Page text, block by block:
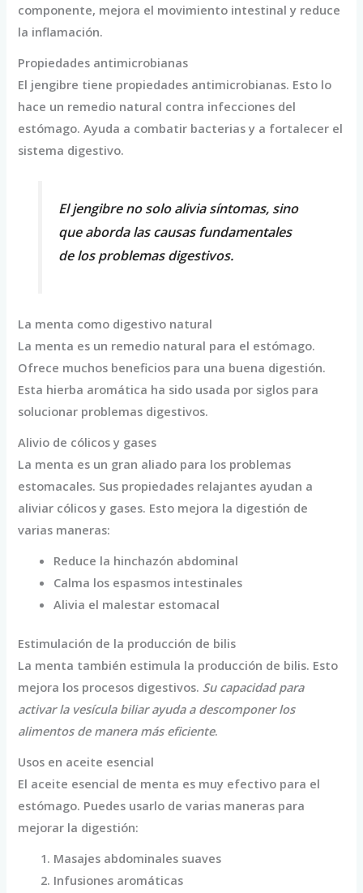
componente, mejora el movimiento intestinal y reduce
la inflamación.
Propiedades antimicrobianas
El jengibre tiene propiedades antimicrobianas. Esto lo
hace un remedio natural contra infecciones del
estómago. Ayuda a combatir bacterias y a fortalecer el
sistema digestivo.
El jengibre no solo alivia síntomas, sino
que aborda las causas fundamentales
de los problemas digestivos.
La menta como digestivo natural
La menta es un remedio natural para el estómago.
Ofrece muchos beneficios para una buena digestión.
Esta hierba aromática ha sido usada por siglos para
solucionar problemas digestivos.
Alivio de cólicos y gases
La menta es un gran aliado para los problemas
estomacales. Sus propiedades relajantes ayudan a
aliviar cólicos y gases. Esto mejora la digestión de
varias maneras:
Reduce la hinchazón abdominal
Calma los espasmos intestinales
Alivia el malestar estomacal
Estimulación de la producción de bilis
La menta también estimula la producción de bilis. Esto
mejora los procesos digestivos. Su capacidad para
activar la vesícula biliar ayuda a descomponer los
alimentos de manera más eficiente.
Usos en aceite esencial
El aceite esencial de menta es muy efectivo para el
estómago. Puedes usarlo de varias maneras para
mejorar la digestión:
Masajes abdominales suaves
Infusiones aromáticas